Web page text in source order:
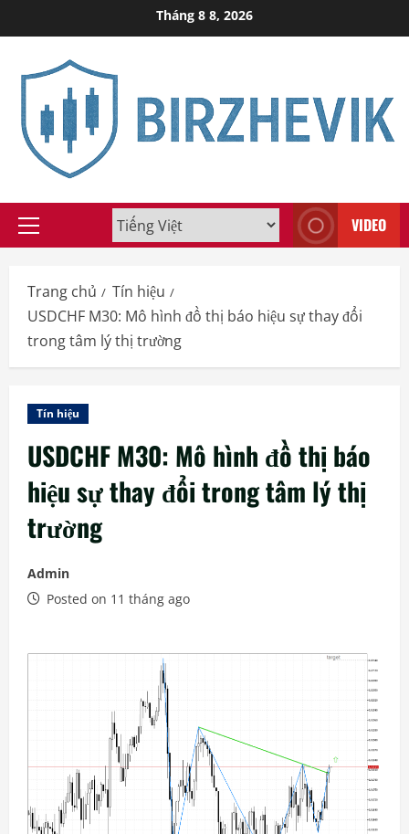
to
Tháng 8 8, 2026
Primary
VIDEO
Trang chủ
Tín hiệu
USDCHF M30: Mô hình đồ thị báo hiệu sự thay đổi
trong tâm lý thị trường
Tín hiệu
USDCHF M30: Mô hình đồ thị báo
hiệu sự thay đổi trong tâm lý thị
trường
Admin
Posted on 11 tháng ago